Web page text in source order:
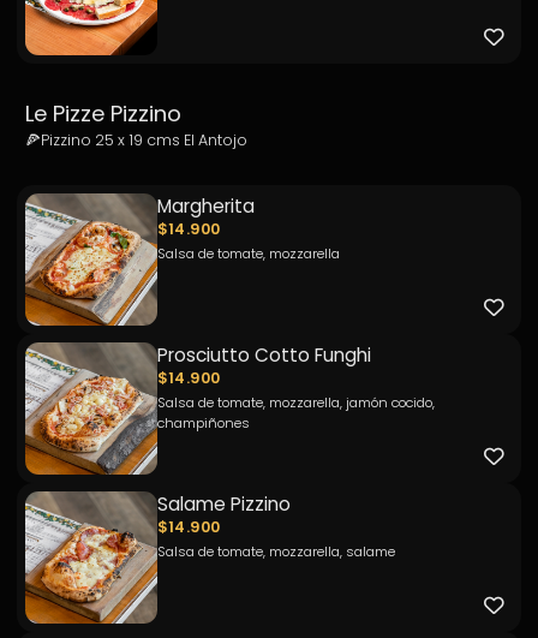
Le Pizze Pizzino
🍕Pizzino 25 x 19 cms El Antojo
Margherita
$14.900
Salsa de tomate, mozzarella
Prosciutto Cotto Funghi
$14.900
Salsa de tomate, mozzarella, jamón cocido,
champiñones
Salame Pizzino
$14.900
Salsa de tomate, mozzarella, salame